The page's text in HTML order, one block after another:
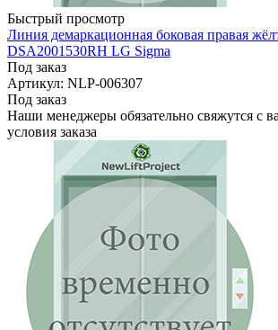
Быстрый просмотр
Линия демаркационная боковая правая
DSA2001530RH LG Sigma
Под заказ
Артикул: NLP-006307
Под заказ
Наши менеджеры обязательно свяжутся с
условия заказа